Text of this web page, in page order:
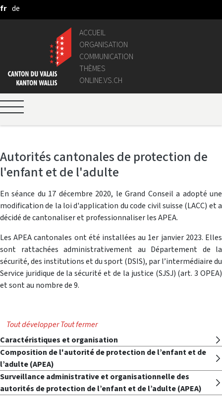
Saut au contenu principal
fr de
ACCUEIL
ORGANISATION
COMMUNICATION
THÈMES
ONLINE.VS.CH
Autorités cantonales de protection de
l'enfant et de l'adulte
En séance du 17 décembre 2020, le Grand Conseil a adopté une
modification de la loi d'application du code civil suisse (LACC) et a
décidé de cantonaliser et professionnaliser les APEA.
Les APEA cantonales ont été installées au 1er janvier 2023. Elles
sont rattachées administrativement au Département de la
sécurité, des institutions et du sport (DSIS), par l’intermédiaire du
Service juridique de la sécurité et de la justice (SJSJ) (art. 3 OPEA)
et sont au nombre de 9.
Tout développerTout fermer
Caractéristiques et organisation
Composition de l'autorité de protection de l’enfant et de
l’adulte (APEA)
Surveillance administrative et organisationnelle des
autorités de protection de l’enfant et de l’adulte (APEA)